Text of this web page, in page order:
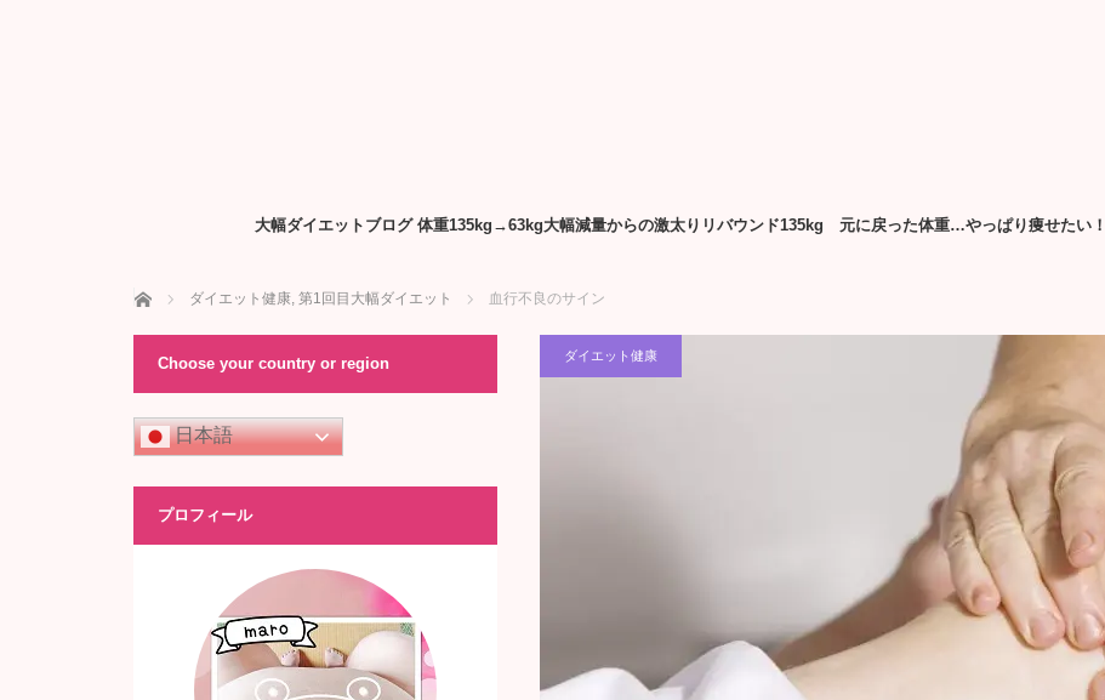
大幅ダイエットブログ 体重135kg→63kg大幅減量からの激太りリバウンド135kg 元に戻った体重…やっぱり痩せたい
ホーム ダイエット健康, 第1回目大幅ダイエット 血行不良のサイン
ダイエット健康
Choose your country or region
日本語
プロフィール